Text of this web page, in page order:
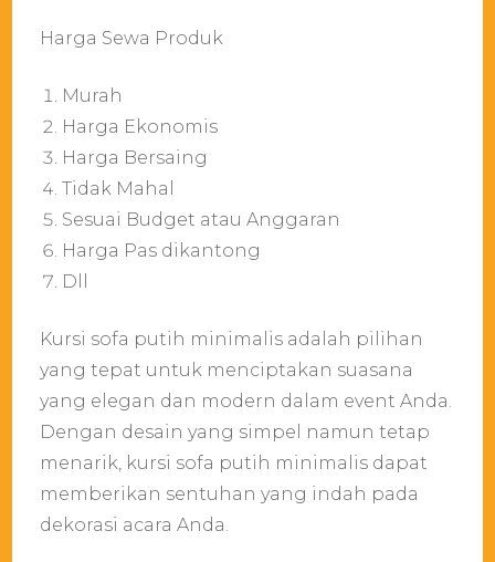
Harga Sewa Produk
Murah
Harga Ekonomis
Harga Bersaing
Tidak Mahal
Sesuai Budget atau Anggaran
Harga Pas dikantong
Dll
Kursi sofa putih minimalis adalah pilihan
yang tepat untuk menciptakan suasana
yang elegan dan modern dalam event Anda.
Dengan desain yang simpel namun tetap
menarik, kursi sofa putih minimalis dapat
memberikan sentuhan yang indah pada
dekorasi acara Anda.